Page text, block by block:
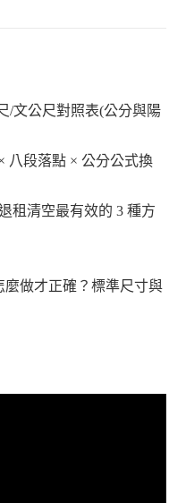
/文公尺對照表(公分與陽
八段落點 × 公分公式換
租清空最有效的 3 種方
做才正確？標準尺寸與